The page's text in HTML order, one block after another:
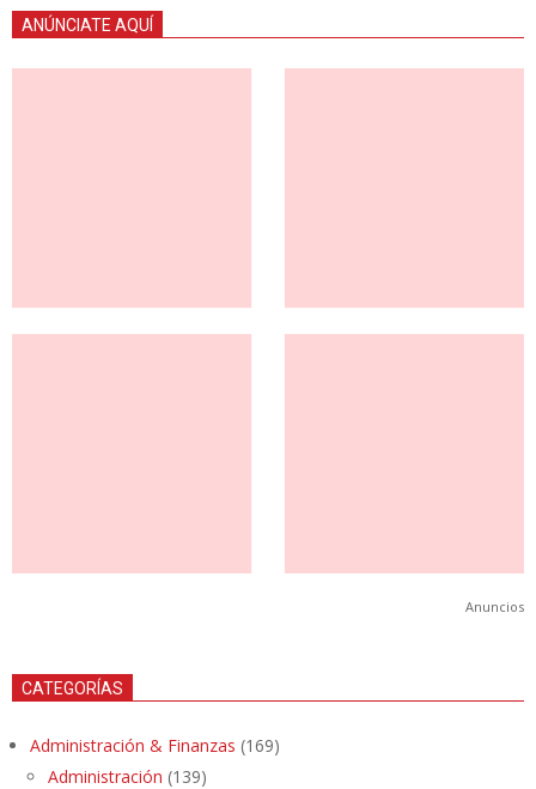
ANÚNCIATE AQUÍ
Anuncios
CATEGORÍAS
Administración & Finanzas (169)
Administración (139)